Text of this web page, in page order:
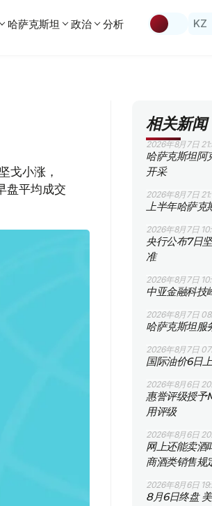
哈萨克斯坦 政治 分析 KZ
戈小涨，
盘平均成交
相关新闻
2026年8月7日
哈萨克斯坦阿
开采
2026年8月7日
上半年哈萨克
2026年8月7日
央行公布7日
准
2026年8月7日
中亚金融科技
2026年8月7日
哈萨克斯坦服
2026年8月7日
国际油价6日
2026年8月6日
惠誉评级授
用评级
2026年8月6日
网上还能卖酒
商酒类销售规
2026年8月6日
8月6日终盘